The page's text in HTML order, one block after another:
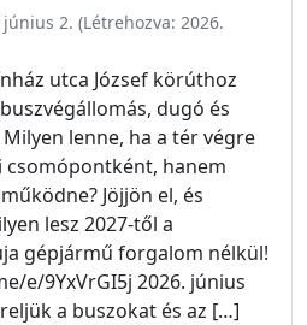
június 2. (Létrehozva: 2026.
utca József körúthoz
dugó és
lenne, ha a tér végre
hanem
Jöjjön el, és
lesz 2027-től a
gépjármű forgalom nélkül!
e/9YxVrGI5j 2026. június
a buszokat és az […]